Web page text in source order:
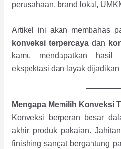
perusahaan, brand lokal,
Artikel ini akan membahas
konveksi terpercaya dan
kamu mendapatkan hasil
ekspektasi dan layak
Mengapa Memilih Konveksi
Konveksi berperan besar
akhir produk pakaian.
finishing sangat bergantung